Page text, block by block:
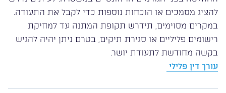
להציג מסמכים או הוכחות נוספות כדי לקבל את התעודה.
במקרים מסוימים, תידרש תקופת המתנה עד למחיקת
רישומים פליליים או סגירת תיקים, בטרם ניתן יהיה להגיש
בקשה מחודשת לתעודת יושר.
עורך דין פלילי